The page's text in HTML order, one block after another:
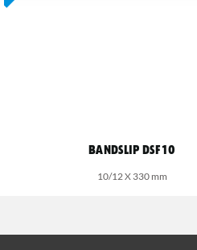
Bandslip DSF 10
10/12 X 330 mm